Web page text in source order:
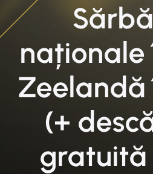
naționale
Zeelandă
(+
gratuită